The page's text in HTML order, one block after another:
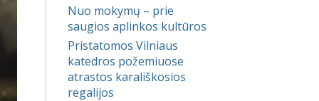
Nuo mokymų – prie
saugios aplinkos kultūros
Pristatomos Vilniaus
katedros požemiuose
atrastos karališkosios
regalijos